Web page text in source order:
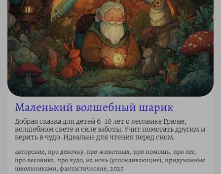
Маленький волшебный шарик
Добрая сказка для детей 6–10 лет о лесовике Грюне,
волшебном свете и силе заботы. Учит помогать другим и
верить в чудо. Идеальна для чтения перед сном.
авторские, про девочку, про животных, про помощь, про лес,
про лесовика, про чудо, на ночь (успокаивающие), придуманные
школьниками, фантастические, 2025